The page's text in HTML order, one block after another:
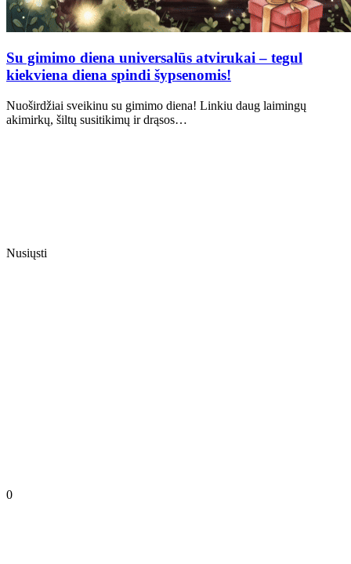
Su gimimo diena universalūs atvirukai – tegul
kiekviena diena spindi šypsenomis!
Nuoširdžiai sveikinu su gimimo diena! Linkiu daug laimingų
akimirkų, šiltų susitikimų ir drąsos…
Nusiųsti
0